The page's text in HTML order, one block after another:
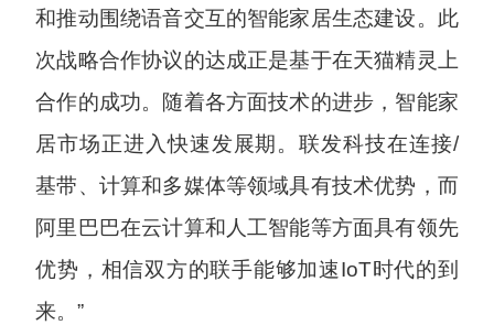
和推动围绕语音交互的智能家居生态建设。此
次战略合作协议的达成正是基于在天猫精灵上
合作的成功。随着各方面技术的进步，智能家
居市场正进入快速发展期。联发科技在连接/
基带、计算和多媒体等领域具有技术优势，而
阿里巴巴在云计算和人工智能等方面具有领先
优势，相信双方的联手能够加速IoT时代的到
来。”